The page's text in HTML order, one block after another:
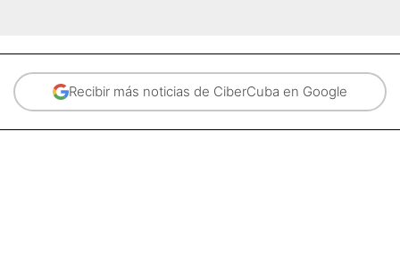
Recibir más noticias de CiberCuba en Google